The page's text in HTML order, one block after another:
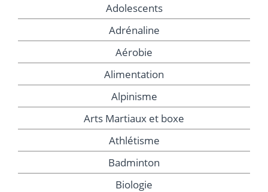
Adolescents
Adrénaline
Aérobie
Alimentation
Alpinisme
Arts Martiaux et boxe
Athlétisme
Badminton
Biologie